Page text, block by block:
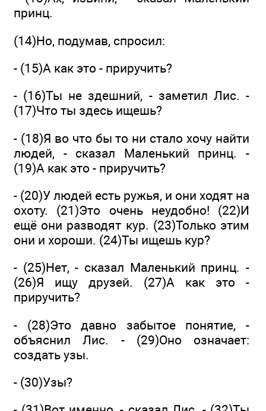
принц.
(14)Но, подумав, спросил:
- (15)А как это - приручить?
- (16)Ты не здешний, - заметил Лис. -
(17)Что ты здесь ищешь?
- (18)Я во что бы то ни стало хочу найти
людей, - сказал Маленький принц. -
(19)А как это - приручить?
- (20)У людей есть ружья, и они ходят на
охоту. (21)Это очень неудобно! (22)И
ещё они разводят кур. (23)Только этим
они и хороши. (24)Ты ищешь кур?
- (25)Нет, - сказал Маленький принц. -
(26)Я ищу друзей. (27)А как это -
приручить?
- (28)Это давно забытое понятие, -
объяснил Лис. - (29)Оно означает:
создать узы.
- (30)Узы?